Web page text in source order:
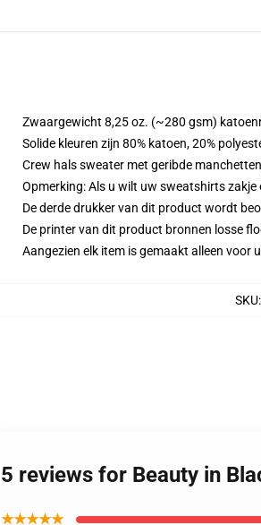
Zwaargewicht 8,25 oz. (~280 gsm)
Solide kleuren zijn 80% katoen, 20%
Crew hals sweater met geribde
Opmerking: Als u wilt uw sweatshirts
De derde drukker van dit product wordt
De printer van dit product bronnen losse
Aangezien elk item is gemaakt alleen voor
SKU:
5 reviews for Beauty in
★★★★★